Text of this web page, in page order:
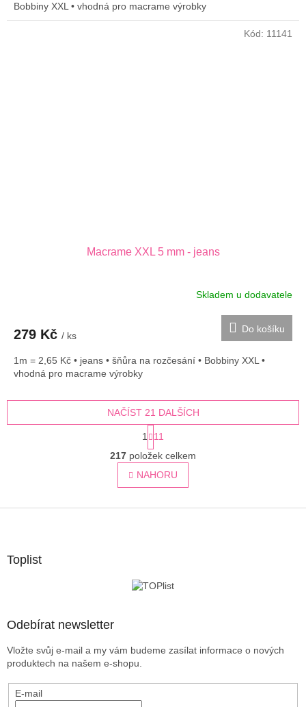
Bobbiny XXL • vhodná pro macrame výrobky
Macrame XXL 5 mm - jeans
Skladem u dodavatele
279 Kč / ks
Do košíku
1m = 2,65 Kč • jeans • šňůra na rozčesání • Bobbiny XXL •
vhodná pro macrame výrobky
Kód: 11141
O
v
l
á
v
k
i
u
NAČÍST 21 DALŠÍCH
t
r
á
n
k
v
1
11
217 položek celkem
NAHORU
Toplist
Odebírat newsletter
Vložte svůj e-mail a my vám budeme zasílat informace o nových
produktech na našem e-shopu.
E-mail